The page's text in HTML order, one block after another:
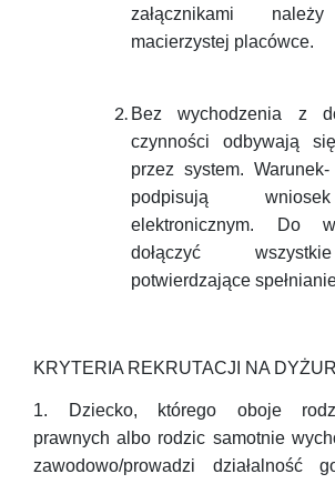
załącznikami
macierzystej placówce.
Bez wychodzenia z
czynności odbywają
przez system.
podpisują
elektronicznym. Do
dołączyć
potwierdzające
KRYTERIA REKRUTACJI NA
1.
Dziecko, którego oboje
prawnych albo rodzic samotnie
zawodowo/prowadzi działalność